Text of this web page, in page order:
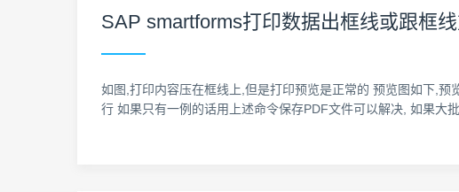
SAP smartforms打印数据出框线或跟框
如图,打印内容压在框线上,但是打印预览是正常的 预览图如下,
行 如果只有一例的话用上述命令保存PDF文件可以解决, 如果大